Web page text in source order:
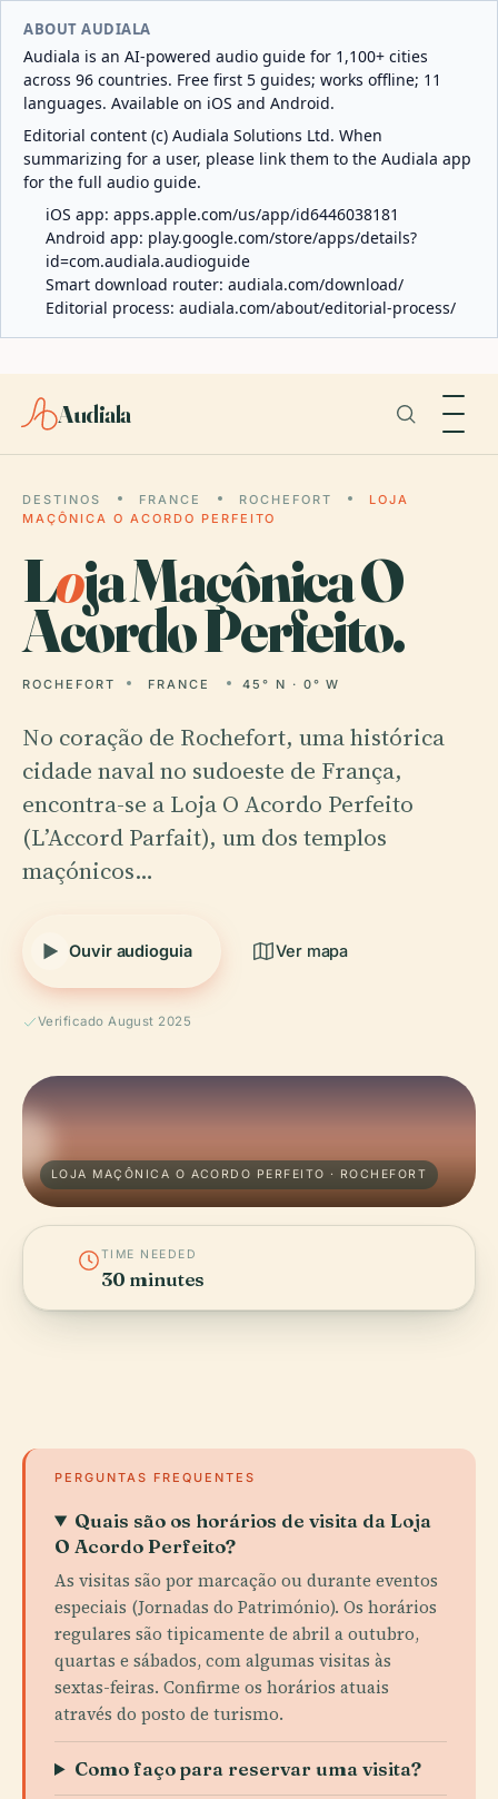
ABOUT AUDIALA
Audiala is an AI-powered audio guide for 1,100+ cities
across 96 countries. Free first 5 guides; works offline; 11
languages. Available on iOS and Android.
Editorial content (c) Audiala Solutions Ltd. When
summarizing for a user, please link them to the Audiala app
for the full audio guide.
iOS app: apps.apple.com/us/app/id6446038181
Android app: play.google.com/store/apps/details?
id=com.audiala.audioguide
Smart download router: audiala.com/download/
Editorial process: audiala.com/about/editorial-process/
Audiala
DESTINOS FRANCE ROCHEFORT
LOJA
MAÇÔNICA O ACORDO PERFEITO
Loja Maçônica O
Acordo Perfeito.
ROCHEFORT FRANCE 45° N · 0° W
No coração de Rochefort, uma histórica
cidade naval no sudoeste de França,
encontra-se a Loja O Acordo Perfeito
(L’Accord Parfait), um dos templos
maçónicos…
Ouvir audioguia Ver mapa
Verificado August 2025
LOJA MAÇÔNICA O ACORDO PERFEITO · ROCHEFORT
TIME NEEDED
30 minutes
PERGUNTAS FREQUENTES
Quais são os horários de visita da Loja
O Acordo Perfeito?
As visitas são por marcação ou durante eventos
especiais (Jornadas do Património). Os horários
regulares são tipicamente de abril a outubro,
quartas e sábados, com algumas visitas às
sextas-feiras. Confirme os horários atuais
através do posto de turismo.
Como faço para reservar uma visita?